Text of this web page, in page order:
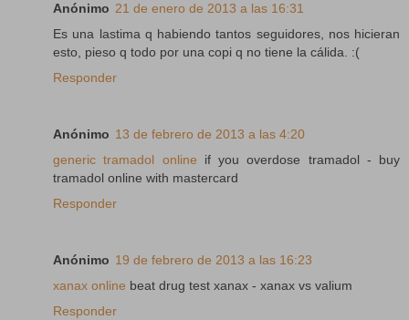
Anónimo 21 de enero de 2013 a las 16:31
Es una lastima q habiendo tantos seguidores, nos hicieran
esto, pieso q todo por una copi q no tiene la cálida. :(
Responder
Anónimo 13 de febrero de 2013 a las 4:20
generic tramadol online if you overdose tramadol - buy
tramadol online with mastercard
Responder
Anónimo 19 de febrero de 2013 a las 16:23
xanax online beat drug test xanax - xanax vs valium
Responder